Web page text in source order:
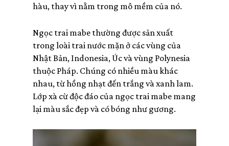
hàu, thay vì nằm trong mô mềm của nó.
Ngọc trai mabe thường được sản xuất
trong loài trai nước mặn ở các vùng của
Nhật Bản, Indonesia, Úc và vùng Polynesia
thuộc Pháp. Chúng có nhiều màu khác
nhau, từ hồng nhạt đến trắng và xanh lam.
Lớp xà cừ độc đáo của ngọc trai mabe mang
lại màu sắc đẹp và có bóng như gương.